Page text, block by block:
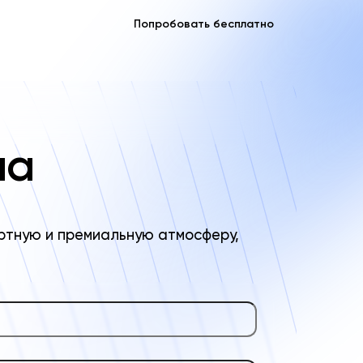
Попробовать бесплатно
и премиальную атмосферу,